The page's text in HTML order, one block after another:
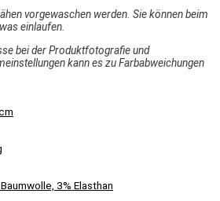
vorgewaschen werden. Sie können beim
einlaufen.
bei der Produktfotografie und
kann es zu Farbabweichungen
3% Elasthan